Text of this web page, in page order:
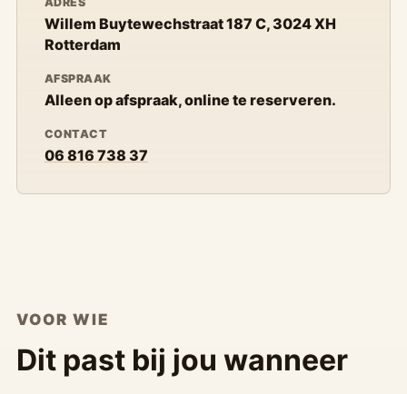
Willem Buytewechstraat 187 C, 3024 XH
Rotterdam
AFSPRAAK
Alleen op afspraak, online te reserveren.
CONTACT
06 816 738 37
VOOR WIE
Dit past bij jou wanneer